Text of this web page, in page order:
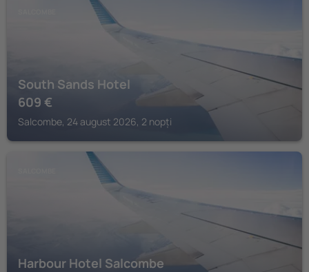
South Sands Hotel
609 €
Salcombe, 24 august 2026, 2 nopți
Harbour Hotel Salcombe